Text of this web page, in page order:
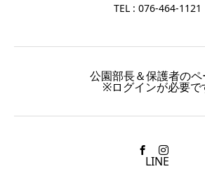
TEL : 076-464-1121
公園部長＆保護者のペ
※ログインが必要で
LINE